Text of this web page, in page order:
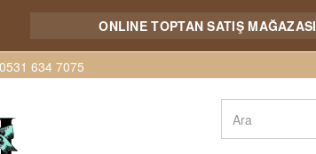
ONLINE TOPTAN SATIŞ MAĞAZASI
634 7075